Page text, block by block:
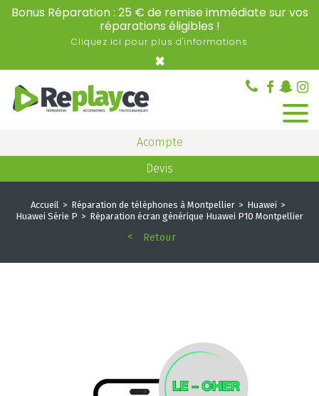
Bonus Réparation : 25 € de remise immédiate sur vos
réparations éligibles !
Cliquez ici pour plus d'informations
×
Acompte
Devis
Accueil Réparation de téléphones à Montpellier
Huawei
Huawei Série P
Réparation écran générique Huawei P10 Montpellier
Retour